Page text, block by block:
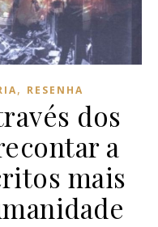
, RESENHA
dos
a
mais